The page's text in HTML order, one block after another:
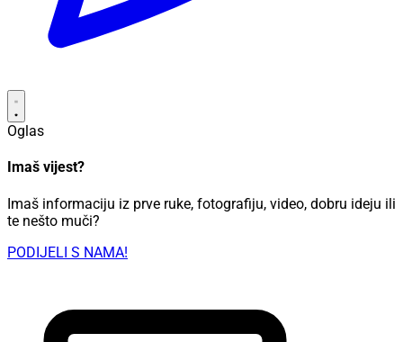
Oglas
Imaš vijest?
Imaš informaciju iz prve ruke, fotografiju, video, dobru ideju ili
te nešto muči?
PODIJELI S NAMA!